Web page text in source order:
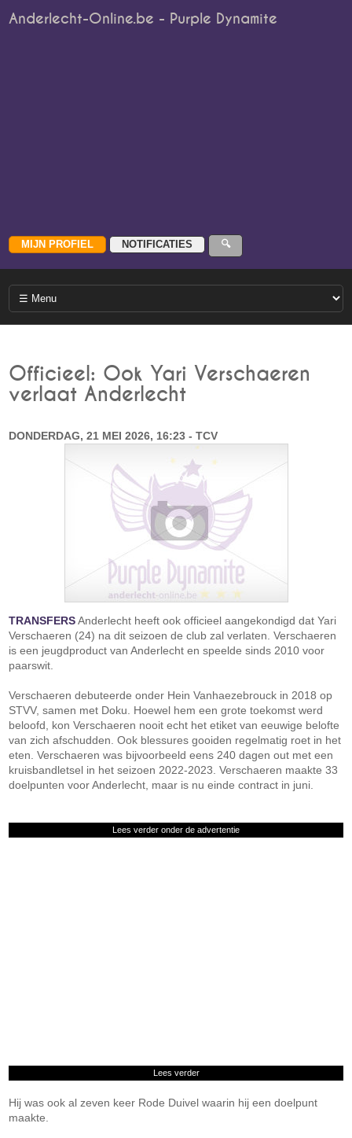
Anderlecht-Online.be - Purple Dynamite
Officieel: Ook Yari Verschaeren
verlaat Anderlecht
DONDERDAG, 21 MEI 2026, 16:23 - TCV
TRANSFERSAnderlecht heeft ook officieel aangekondigd dat Yari
Verschaeren (24) na dit seizoen de club zal verlaten. Verschaeren
is een jeugdproduct van Anderlecht en speelde sinds 2010 voor
paarswit.
Verschaeren debuteerde onder Hein Vanhaezebrouck in 2018 op
STVV, samen met Doku. Hoewel hem een grote toekomst werd
beloofd, kon Verschaeren nooit echt het etiket van eeuwige belofte
van zich afschudden. Ook blessures gooiden regelmatig roet in het
eten. Verschaeren was bijvoorbeeld eens 240 dagen out met een
kruisbandletsel in het seizoen 2022-2023. Verschaeren maakte 33
doelpunten voor Anderlecht, maar is nu einde contract in juni.
Lees verder onder de advertentie
Lees verder
Hij was ook al zeven keer Rode Duivel waarin hij een doelpunt
maakte.